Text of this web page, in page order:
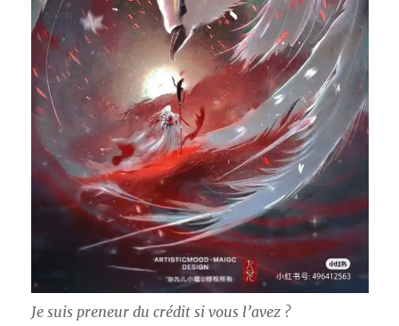
Je suis preneur du crédit si vous l’avez ?